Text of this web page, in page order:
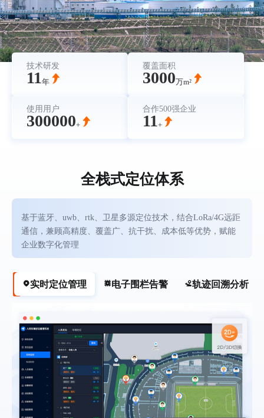
技术研发
11年
覆盖面积
3000万m²
使用用户
300000+
合作500强企业
11+
全栈式定位体系
基于蓝牙、uwb、rtk、卫星多源定位技术，结合LoRa/4G远距
通信，兼顾高精度、覆盖广、抗干扰、成本低等优势，赋能
企业数字化管理
实时定位管理 电子围栏告警 轨迹回溯分析